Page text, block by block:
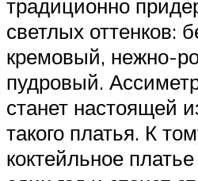
традиционно
светлых оттенков:
кремовый, нежно-
пудровый.
станет настоящей
такого платья. К
коктейльное